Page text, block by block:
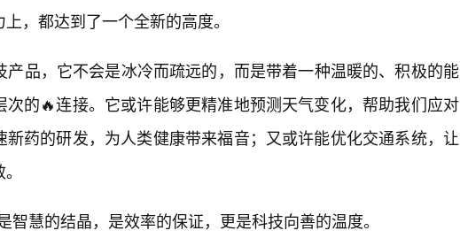
，都达到了一个全新的高度。
产品，它不会是冰冷而疏远的，而是带着一种温暖的、积极的能
次的🔥连接。它或许能够更精准地预测天气变化，帮助我们应对
药的研发，为人类健康带来福音；又或许能优化交通系统，让
智慧的结晶，是效率的保证，更是科技向善的温度。